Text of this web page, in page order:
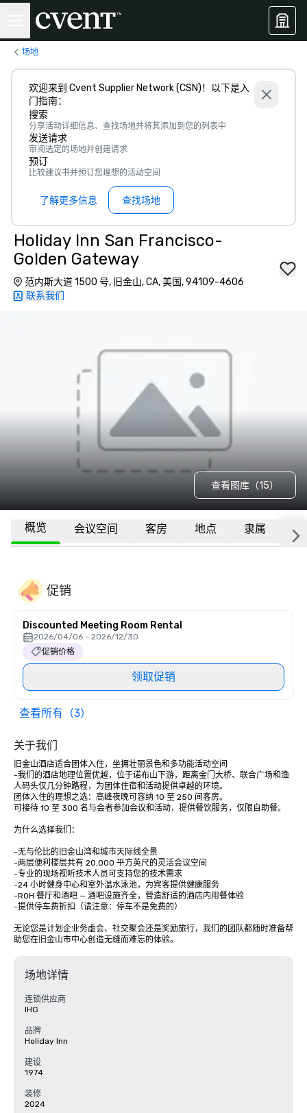
场地
欢迎来到 Cvent Supplier Network (CSN)！以下是入
门指南：
搜索
分享活动详细信息、查找场地并将其添加到您的列表中
发送请求
审阅选定的场地并创建请求
预订
比较建议书并预订您理想的活动空间
了解更多信息 查找场地
Holiday Inn San Francisco-
Golden Gateway
范内斯大道 1500 号, 旧金山, CA, 美国, 94109-4606
联系我们
查看图库（15）
概览 会议空间 客房 地点 隶属 更
促销
Discounted Meeting Room Rental
2026/04/06 - 2026/12/30
促销价格
领取促销
查看所有（3）
关于我们
旧金山酒店适合团体入住，坐拥壮丽景色和多功能活动空间
-我们的酒店地理位置优越，位于诺布山下游，距离金门大桥、联合广场和渔
人码头仅几分钟路程，为团体住宿和活动提供卓越的环境。
团体入住的理想之选：高峰夜晚可容纳 10 至 250 间客房。
可接待 10 至 300 名与会者参加会议和活动，提供餐饮服务，仅限自助餐。
为什么选择我们：
-无与伦比的旧金山湾和城市天际线全景
-两层便利楼层共有 20,000 平方英尺的灵活会议空间
-专业的现场视听技术人员可支持您的技术需求
-24 小时健身中心和室外温水泳池，为宾客提供健康服务
-ROH 餐厅和酒吧 — 酒吧设施齐全，营造舒适的酒店内用餐体验
-提供停车费折扣（请注意：停车不是免费的）
无论您是计划企业务虚会、社交聚会还是奖励旅行，我们的团队都随时准备帮
助您在旧金山市中心创造无缝而难忘的体验。
场地详情
连锁供应商
IHG
品牌
Holiday Inn
建设
1974
装修
2024